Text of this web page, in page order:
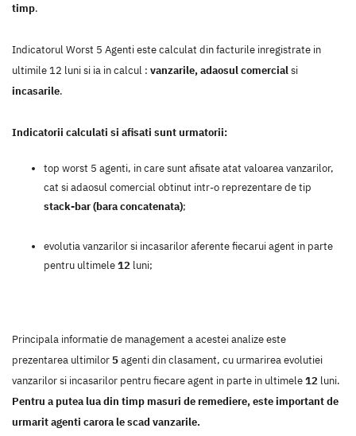
timp.
Indicatorul Worst 5 Agenti este calculat din facturile inregistrate in
ultimile 12 luni si ia in calcul : vanzarile, adaosul comercialsi
incasarile.
Indicatorii calculati si afisati sunt urmatorii:
top worst 5 agenti, in care sunt afisate atat valoarea vanzarilor,
cat si adaosul comercial obtinut intr-o reprezentare de tip
stack-bar (bara concatenata);
evolutia vanzarilor si incasarilor aferente fiecarui agent in parte
pentru ultimele12 luni;
Principala informatie de management a acestei analize este
prezentarea ultimilor5agenti din clasament, cu urmarirea evolutiei
vanzarilor si incasarilor pentru fiecare agent in parte in ultimele12 luni.
Pentru a putea lua din timp masuri de remediere, este important de
urmarit agenti carora le scad vanzarile.